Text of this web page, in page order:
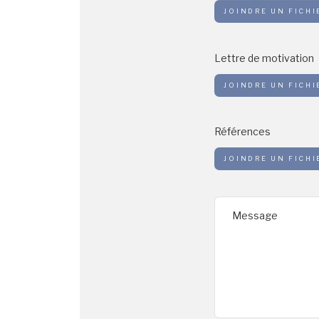
JOINDRE UN
Lettre de motivation
JOINDRE UN
Références
JOINDRE UN
Message